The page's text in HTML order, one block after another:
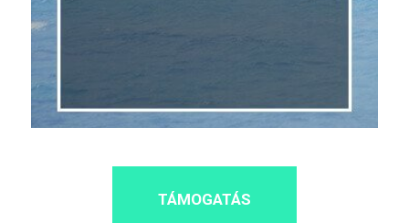
TÁMOGATÁS